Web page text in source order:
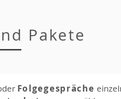
Pakete
Folgegespräche